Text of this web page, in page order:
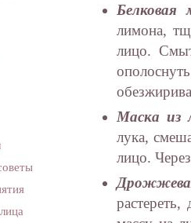
Белковая
лимона,
лицо.
Маска из
лука,
лицо.
растереть,